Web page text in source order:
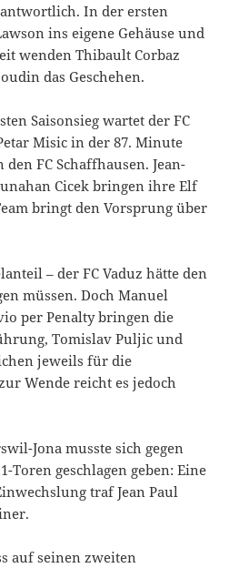
In der ersten
ins eigene Gehäuse und
wenden Thibault Corbaz
das Geschehen.
Saisonsieg wartet der FC
Misic in der 87. Minute
FC Schaffhausen. Jean-
Cicek bringen ihre Elf
bringt den Vorsprung über
– der FC Vaduz hätte den
müssen. Doch Manuel
per Penalty bringen die
Tomislav Puljic und
jeweils für die
Wende reicht es jedoch
Jona musste sich gegen
Toren geschlagen geben: Eine
traf Jean Paul
auf seinen zweiten